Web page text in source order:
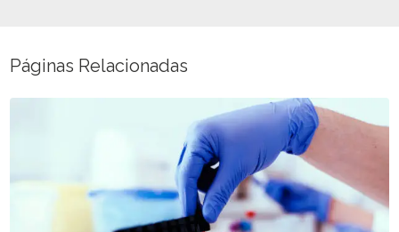
Páginas Relacionadas